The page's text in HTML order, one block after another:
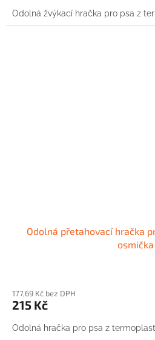
Odolná žvýkací hračka pro psa z
Odolná přetahovací hračka
osmička
177,69 Kč bez DPH
215 Kč
Odolná hračka pro psa z